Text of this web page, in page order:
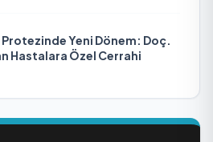
Yeni Dönem: Doç.
Hastalara Özel Cerrahi